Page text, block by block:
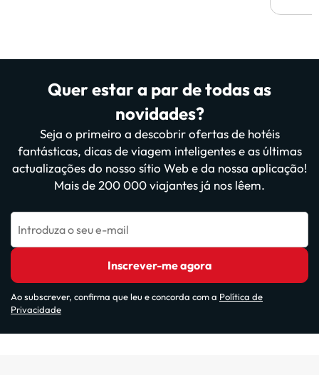
Quer estar a par de todas as
novidades?
Seja o primeiro a descobrir ofertas de hotéis
fantásticas, dicas de viagem inteligentes e as últimas
actualizações do nosso sítio Web e da nossa aplicação!
Mais de 200 000 viajantes já nos lêem.
Introduza o seu e-mail
Inscrever-me agora
Ao subscrever, confirma que leu e concorda com a Política de
Privacidade